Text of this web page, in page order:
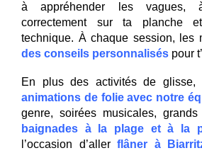
à appréhender les vagues,
correctement sur ta planche
technique. À chaque session, les
des conseils personnalisés pour
En plus des activités de glisse,
animations de folie avec notre
genre, soirées musicales,
baignades à la plage et à la
l’occasion d’allerflâner à